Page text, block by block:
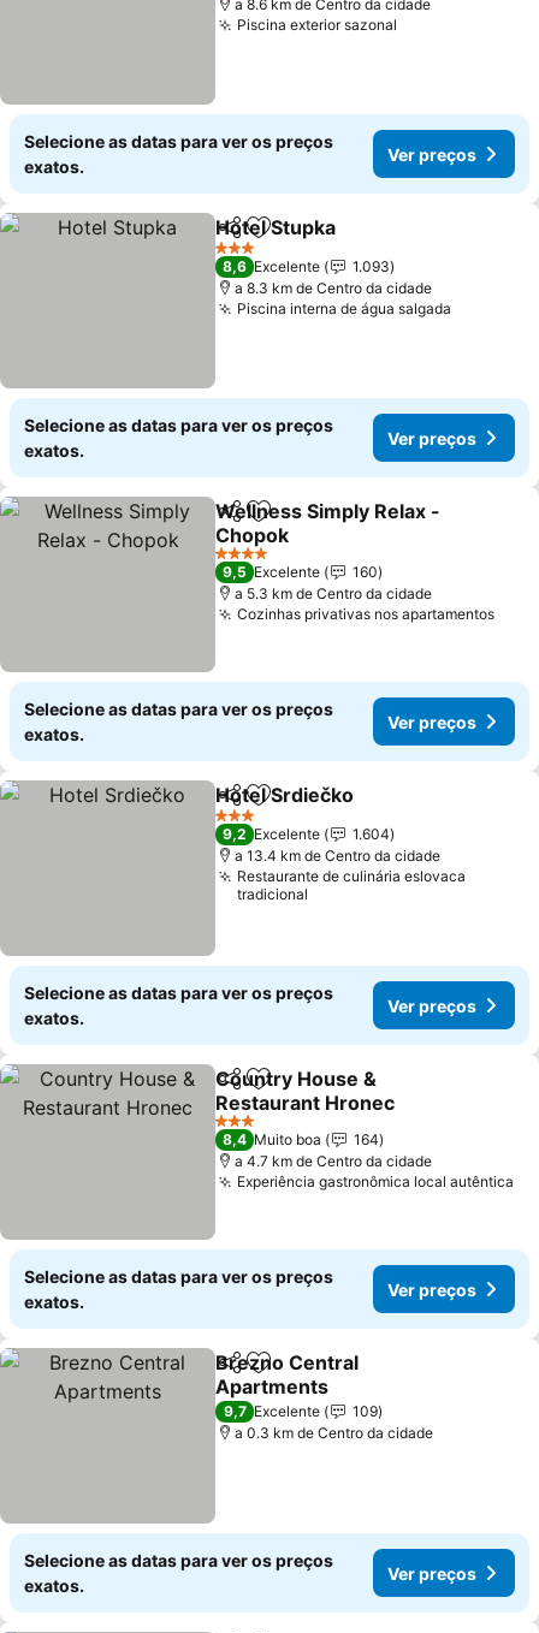
a 8.6 km de Centro da cidade
Piscina exterior sazonal
Selecione as datas para ver os preços
exatos.
Ver preços
PartilharAdicionar aos favoritos
Hotel Stupka
3 Estrelas
8,6 Excelente
1.093
a 8.3 km de Centro da cidade
Piscina interna de água salgada
Selecione as datas para ver os preços
exatos.
Ver preços
PartilharAdicionar aos favoritos
Wellness Simply Relax -
Chopok
4 Estrelas
9,5 Excelente
160
a 5.3 km de Centro da cidade
Cozinhas privativas nos apartamentos
Selecione as datas para ver os preços
exatos.
Ver preços
PartilharAdicionar aos favoritos
Hotel Srdiečko
3 Estrelas
9,2 Excelente
1.604
a 13.4 km de Centro da cidade
Restaurante de culinária eslovaca
tradicional
Selecione as datas para ver os preços
exatos.
Ver preços
PartilharAdicionar aos favoritos
Country House &
Restaurant Hronec
3 Estrelas
8,4 Muito boa
164
a 4.7 km de Centro da cidade
Experiência gastronômica local autêntica
Selecione as datas para ver os preços
exatos.
Ver preços
PartilharAdicionar aos favoritos
Brezno Central
Apartments
9,7 Excelente
109
a 0.3 km de Centro da cidade
Selecione as datas para ver os preços
exatos.
Ver preços